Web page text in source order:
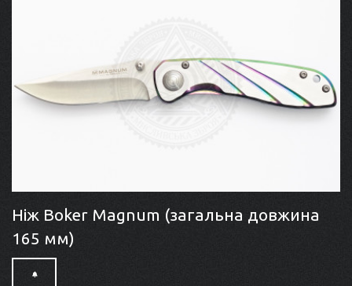
Ніж Boker Magnum (загальна довжина
165 мм)